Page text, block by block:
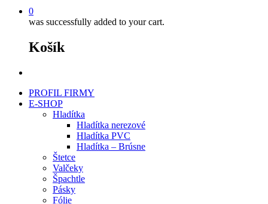
0
was successfully added to your cart.
Košík
PROFIL FIRMY
E-SHOP
Hladítka
Hladítka nerezové
Hladítka PVC
Hladítka – Brúsne
Štetce
Valčeky
Špachtle
Pásky
Fólie